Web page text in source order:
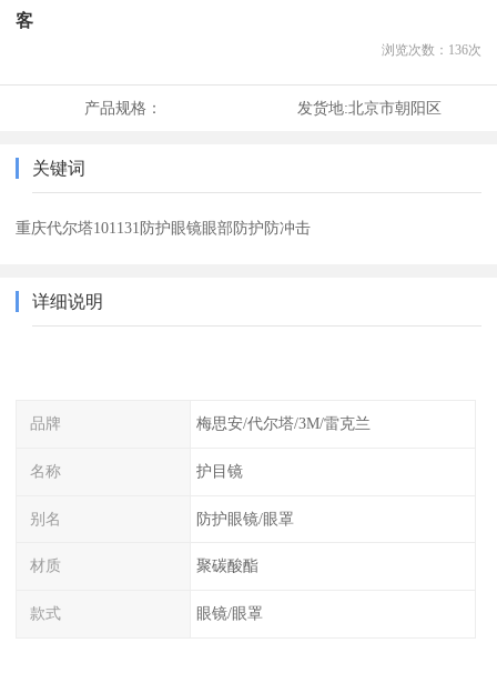
客
浏览次数： 136次
产品规格： 发货地:北京市朝阳区
关键词
重庆代尔塔101131防护眼镜眼部防护防冲击
详细说明
品牌 梅思安/代尔塔/3M/雷克兰
名称 护目镜
别名 防护眼镜/眼罩
材质 聚碳酸酯
款式 眼镜/眼罩